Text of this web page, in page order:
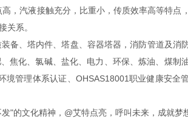
，汽液接触充分，比重小，传质效率高等特点
关系。
备、塔内件、塔盘、容器塔器，消防管道及消
焦化、氯碱、盐化、电力、环保、炼油、煤制
管理体系认证、OHSAS18001职业健康安全
"的文化精神，@艾特点亮，呼叫未来，成就梦